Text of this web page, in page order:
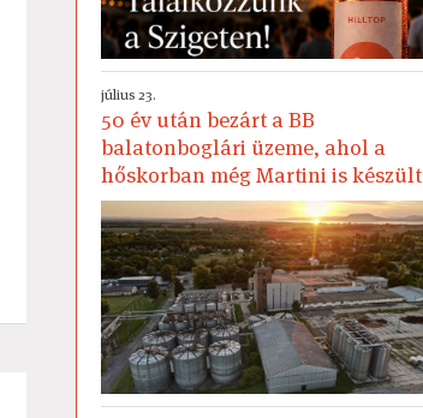
július 23.
50 év után bezárt a BB
balatonboglári üzeme, ahol a
hőskorban még Martini is készült